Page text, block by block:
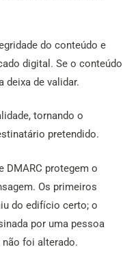
do conteúdo e
digital. Se o conteúdo
deixa de validar.
tornando o
pretendido.
DMARC protegem o
Os primeiros
do edifício certo; o
por uma pessoa
foi alterado.